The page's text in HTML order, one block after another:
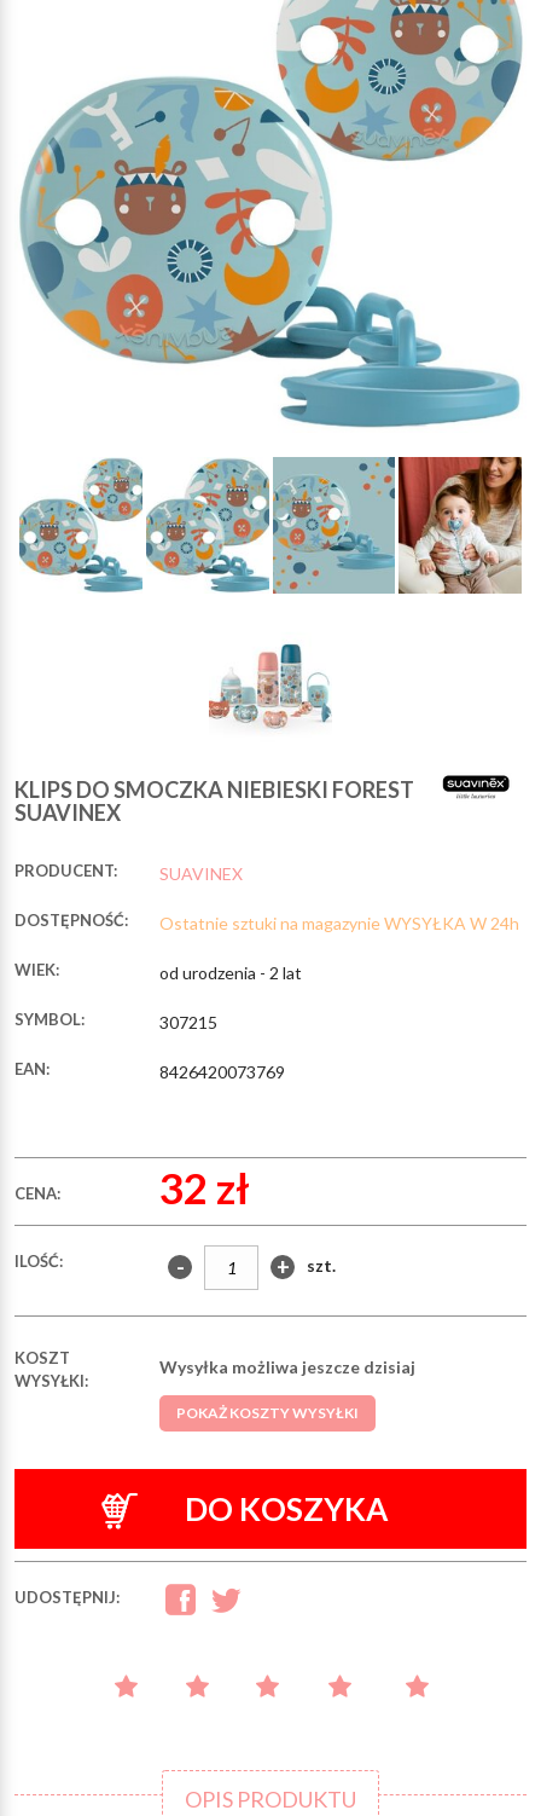
KLIPS DO SMOCZKA NIEBIESKI FOREST
SUAVINEX
PRODUCENT: SUAVINEX
DOSTĘPNOŚĆ: Ostatnie sztuki na magazynie WYSYŁKA W 24h
WIEK: od urodzenia - 2 lat
SYMBOL: 307215
EAN: 8426420073769
CENA: 32 zł
ILOŚĆ: - + szt.
KOSZT
WYSYŁKI:
Wysyłka możliwa jeszcze dzisiaj
POKAŻ KOSZTY WYSYŁKI
DO KOSZYKA
UDOSTĘPNIJ:
OPIS PRODUKTU